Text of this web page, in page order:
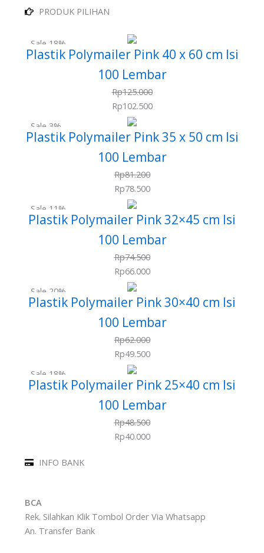
PRODUK PILIHAN
Sale 18%
Plastik Polymailer Pink 40 x 60 cm Isi
100 Lembar
Rp125.000
Rp102.500
Sale 3%
Plastik Polymailer Pink 35 x 50 cm Isi
100 Lembar
Rp81.200
Rp78.500
Sale 11%
Plastik Polymailer Pink 32×45 cm Isi
100 Lembar
Rp74.500
Rp66.000
Sale 20%
Plastik Polymailer Pink 30×40 cm Isi
100 Lembar
Rp62.000
Rp49.500
Sale 18%
Plastik Polymailer Pink 25×40 cm Isi
100 Lembar
Rp48.500
Rp40.000
INFO BANK
BCA
Rek. Silahkan Klik Tombol Order Via Whatsapp
An. Transfer Bank